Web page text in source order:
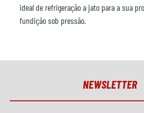
ideal de refrigeração a jato para a sua
fundição sob pressão.
NEWSLETTER